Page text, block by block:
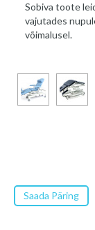
Sobiva toote
vajutades
võimalusel.
Saada Päring